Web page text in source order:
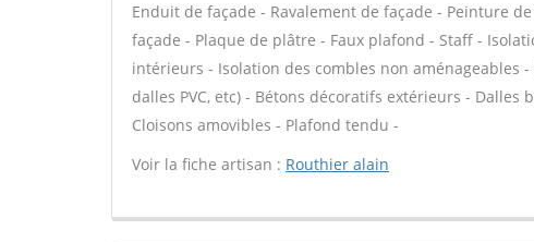
Enduit de façade - Ravalement de façade - Peinture
façade - Plaque de plâtre - Faux plafond - Staff -
intérieurs - Isolation des combles non aménageables
dalles PVC, etc) - Bétons décoratifs extérieurs -
Cloisons amovibles - Plafond tendu -
Voir la fiche artisan : Routhier alain